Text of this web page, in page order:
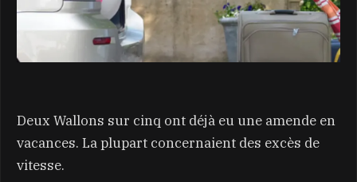
Deux Wallons sur cinq ont déjà eu une amende en
vacances. La plupart concernaient des excès de
vitesse.